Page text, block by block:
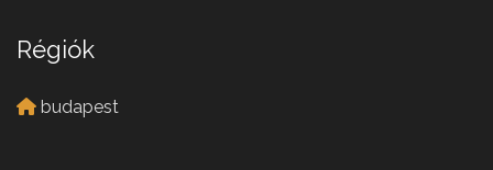
Régiók
budapest